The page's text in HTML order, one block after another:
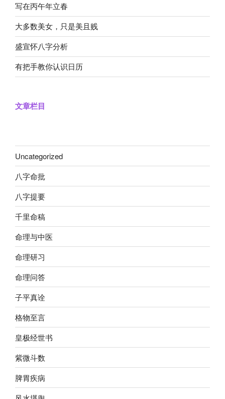
写在丙午年立春
大多数美女，只是美且贱
盛宣怀八字分析
有把手教你认识日历
文章栏目
Uncategorized
八字命批
八字提要
千里命稿
命理与中医
命理研习
命理问答
子平真诠
格物至言
皇极经世书
紫微斗数
脾胃疾病